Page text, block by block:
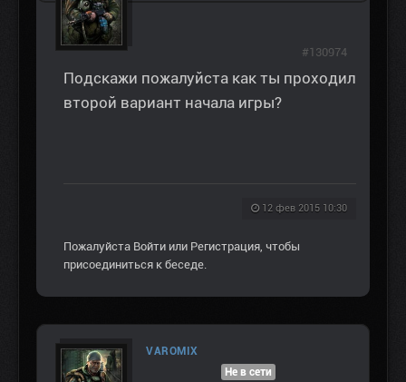
Подскажи пожалуйста как ты проходил
второй вариант начала игры?
12 фев 2015 10:30
#130974
Пожалуйста Войти или Регистрация, чтобы
присоединиться к беседе.
VAROMIX
Не в сети